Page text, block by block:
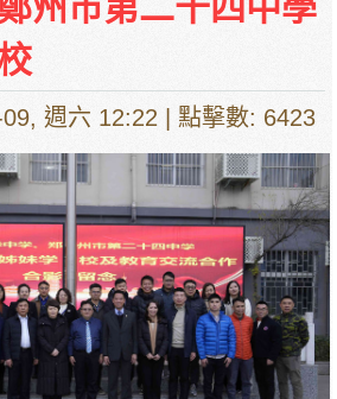
週六 12:22 | 點擊數: 6423